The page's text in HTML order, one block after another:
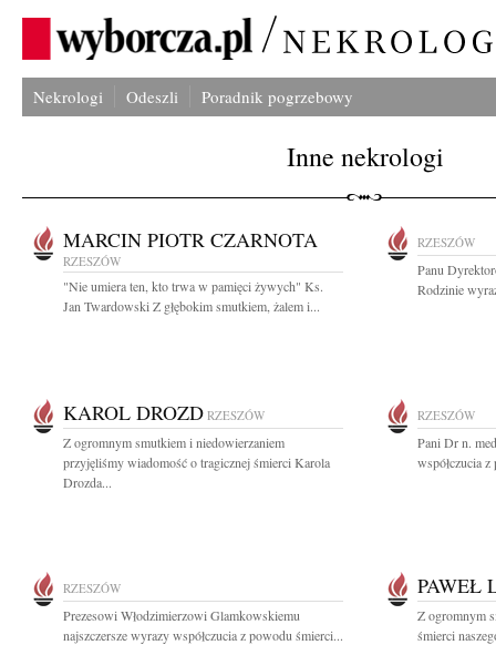
Nekrologi Odeszli Poradnik pogrzebowy
Inne nekrologi
MARCIN PIOTR CZARNOTA
RZESZÓW
"Nie umiera ten, kto trwa w pamięci żywych" Ks.
Jan Twardowski Z głębokim smutkiem, żalem i...
RZESZÓW
Panu
Rodzinie
KAROL DROZD RZESZÓW
Z ogromnym smutkiem i niedowierzaniem
przyjęliśmy wiadomość o tragicznej śmierci Karola
Drozda...
RZESZÓW
Pani Dr n.
współczucia
RZESZÓW
Prezesowi Włodzimierzowi Glamkowskiemu
najszczersze wyrazy współczucia z powodu śmierci...
PAWEŁ
Z ogromnym
śmierci